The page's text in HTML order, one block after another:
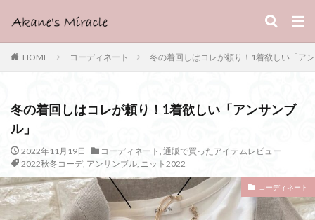
HOME コーディネート 冬の着回しはコレが頼り！1着欲しい「ア
冬の着回しはコレが頼り！1着欲しい「アンサンブ
ル」
2022年11月19日 コーディネート , 通販で買ったアイテムレビュー
2022秋冬コーデ, アンサンブル, ニット2022
コーディネート